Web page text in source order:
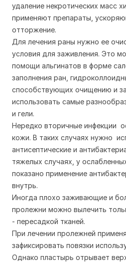
удаление некротических масс
применяют препараты,
отторжение.
Для лечения раны нужно ее
условия для заживления. Это
помощи альгинатов в форме
заполнения ран,
способствующих очищению и
использовать самые
и гели.
Нередко вторичные инфекции
кожи. В таких случаях нужно
антисептические и
тяжелых случаях, у
показано применение
внутрь.
Иногда плохо заживающие и
пролежни можно вылечить
- пересадкой тканей.
При лечении пролежней
зафиксировать повязки
Однако пластырь отрывает